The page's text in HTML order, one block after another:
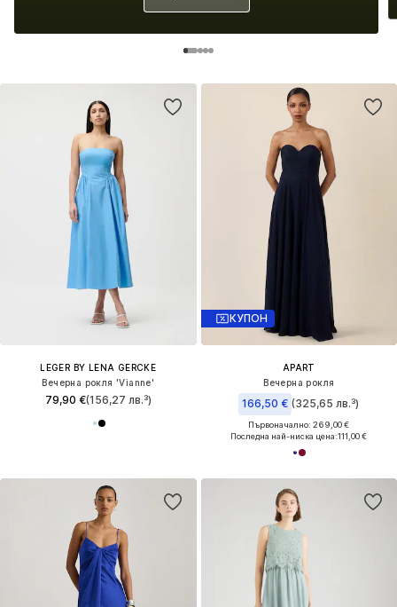
LEGER BY LENA GERCKE
Вечерна рокля 'Vianne'
79,90 €(156,27 лв.³)
КУПОН
APART
Вечерна рокля
166,50 € (325,65 лв.³)
Първоначално: 269,00 €
Последна най-ниска цена:111,00 €